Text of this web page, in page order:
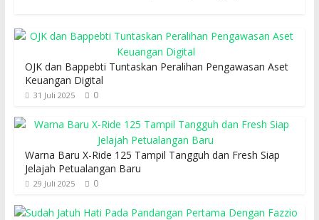
OJK dan Bappebti Tuntaskan Peralihan Pengawasan Aset
Keuangan Digital
31 Juli 2025 0
Warna Baru X-Ride 125 Tampil Tangguh dan Fresh Siap
Jelajah Petualangan Baru
29 Juli 2025 0